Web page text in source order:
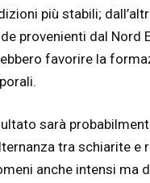
più stabili;
provenienti dal Nord
favorire la
sarà
tra schiarite e
anche intensi ma